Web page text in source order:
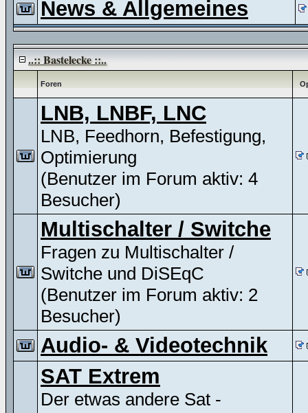
News & Allgemeines
..:: Bastelecke ::..
Foren
LNB, LNBF, LNC
LNB, Feedhorn, Befestigung,
Optimierung
(Benutzer im Forum aktiv: 4
Besucher)
Multischalter / Switche
Fragen zu Multischalter /
Switche und DiSEqC
(Benutzer im Forum aktiv: 2
Besucher)
Audio- & Videotechnik
SAT Extrem
Der etwas andere Sat -